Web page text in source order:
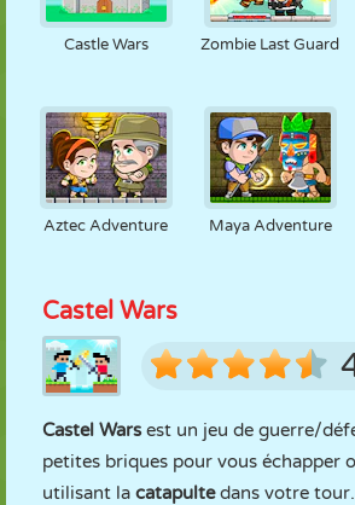
Castle Wars Zombie Last Guard
Aztec Adventure Maya Adventure
Castel Wars
Castel Warsest un jeu de guerre/
petites briques pour vous échapper
utilisant la catapultedans votre